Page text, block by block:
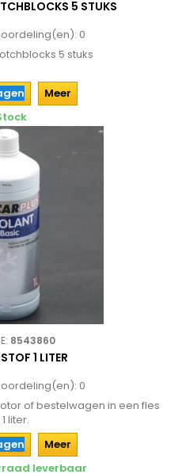
5 STUKS
0
5 stuks
Meer
8543860
1 LITER
0
of bestelwagen in een fles
liter.
Meer
leverbaar